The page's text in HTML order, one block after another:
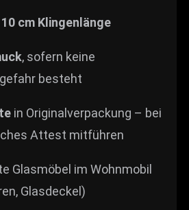
cm Klingenlänge
, sofern keine
besteht
in Originalverpackung – bei
Attest mitführen
Glasmöbel im Wohnmobil
Glasdeckel)